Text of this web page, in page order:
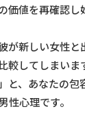
値を再確認し
が新しい女性と
較してしまいま
と、あなたの包
性心理です。